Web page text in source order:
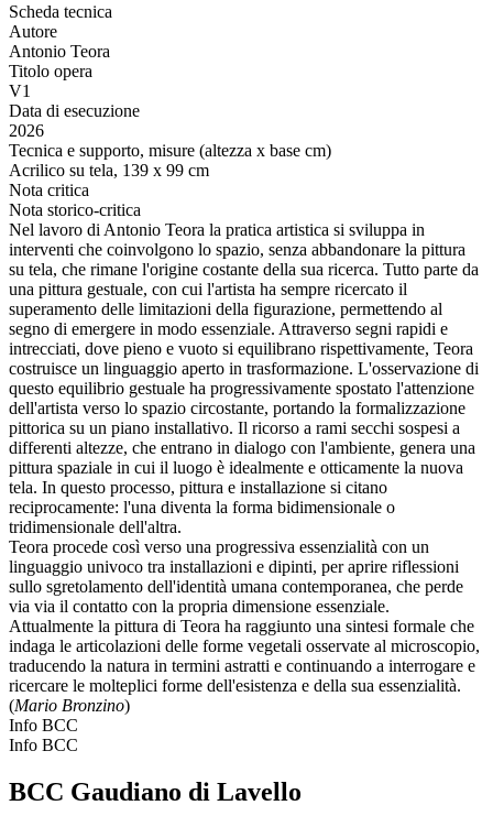
Scheda tecnica
Autore
Antonio Teora
Titolo opera
V1
Data di esecuzione
2026
Tecnica e supporto, misure (altezza x base cm)
Acrilico su tela, 139 x 99 cm
Nota critica
Nota storico-critica
Nel lavoro di Antonio Teora la pratica artistica si sviluppa in
interventi che coinvolgono lo spazio, senza abbandonare la pittura
su tela, che rimane l'origine costante della sua ricerca. Tutto parte da
una pittura gestuale, con cui l'artista ha sempre ricercato il
superamento delle limitazioni della figurazione, permettendo al
segno di emergere in modo essenziale. Attraverso segni rapidi e
intrecciati, dove pieno e vuoto si equilibrano rispettivamente, Teora
costruisce un linguaggio aperto in trasformazione. L'osservazione di
questo equilibrio gestuale ha progressivamente spostato l'attenzione
dell'artista verso lo spazio circostante, portando la formalizzazione
pittorica su un piano installativo. Il ricorso a rami secchi sospesi a
differenti altezze, che entrano in dialogo con l'ambiente, genera una
pittura spaziale in cui il luogo è idealmente e otticamente la nuova
tela. In questo processo, pittura e installazione si citano
reciprocamente: l'una diventa la forma bidimensionale o
tridimensionale dell'altra.
Teora procede così verso una progressiva essenzialità con un
linguaggio univoco tra installazioni e dipinti, per aprire riflessioni
sullo sgretolamento dell'identità umana contemporanea, che perde
via via il contatto con la propria dimensione essenziale.
Attualmente la pittura di Teora ha raggiunto una sintesi formale che
indaga le articolazioni delle forme vegetali osservate al microscopio,
traducendo la natura in termini astratti e continuando a interrogare e
ricercare le molteplici forme dell'esistenza e della sua essenzialità.
(Mario Bronzino)
Info BCC
Info BCC
BCC Gaudiano di Lavello